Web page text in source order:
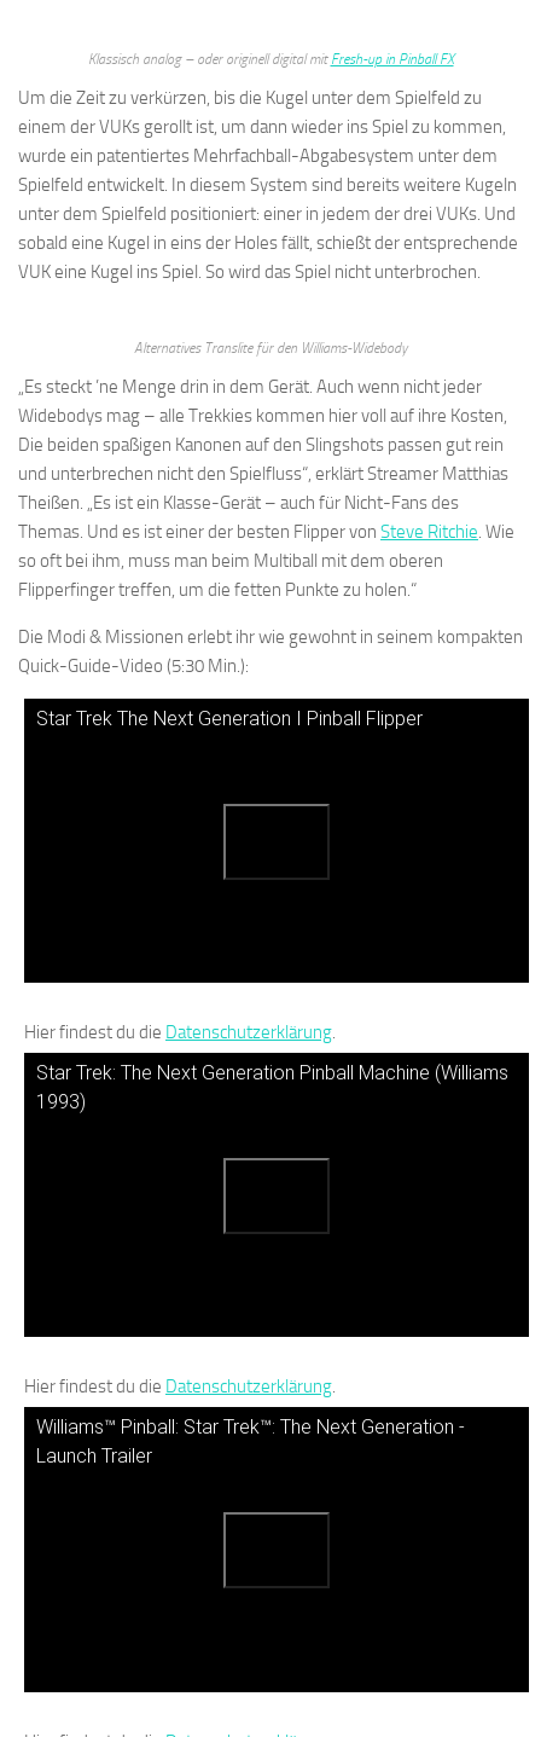
Klassisch analog – oder originell digital mit Fresh-up in Pinball FX
Um die Zeit zu verkürzen, bis die Kugel unter dem Spielfeld zu
einem der VUKs gerollt ist, um dann wieder ins Spiel zu kommen,
wurde ein patentiertes Mehrfachball-Abgabesystem unter dem
Spielfeld entwickelt. In diesem System sind bereits weitere Kugeln
unter dem Spielfeld positioniert: einer in jedem der drei VUKs. Und
sobald eine Kugel in eins der Holes fällt, schießt der entsprechende
VUK eine Kugel ins Spiel. So wird das Spiel nicht unterbrochen.
Alternatives Translite für den Williams-Widebody
„Es steckt ’ne Menge drin in dem Gerät. Auch wenn nicht jeder
Widebodys mag – alle Trekkies kommen hier voll auf ihre Kosten,
Die beiden spaßigen Kanonen auf den Slingshots passen gut rein
und unterbrechen nicht den Spielfluss“, erklärt Streamer Matthias
Theißen. „Es ist ein Klasse-Gerät – auch für Nicht-Fans des
Themas. Und es ist einer der besten Flipper von Steve Ritchie. Wie
so oft bei ihm, muss man beim Multiball mit dem oberen
Flipperfinger treffen, um die fetten Punkte zu holen.“
Die Modi & Missionen erlebt ihr wie gewohnt in seinem kompakten
Quick-Guide-Video (5:30 Min.):
Star Trek The Next Generation I Pinball Flipper
Hier findest du die Datenschutzerklärung.
Star Trek: The Next Generation Pinball Machine (Williams
1993)
Hier findest du die Datenschutzerklärung.
Williams™️ Pinball: Star Trek™: The Next Generation -
Launch Trailer